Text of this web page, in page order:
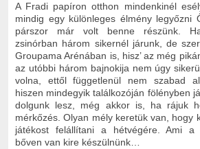
A Fradi papíron otthon mindenkinél
mindig egy különleges élmény legyőzni
párszor már volt benne részünk.
zsinórban három sikernél járunk, de
Groupama Arénában is, hisz’ az még
az utóbbi három bajnokija nem úgy
volna, ettől függetlenül nem szabad
hiszen mindegyik találkozóján fölényben
dolgunk lesz, még akkor is, ha rájuk
mérkőzés. Olyan mély keretük van, hogy
játékost felállítani a hétvégére. Ami a
bőven van kire készülnünk…